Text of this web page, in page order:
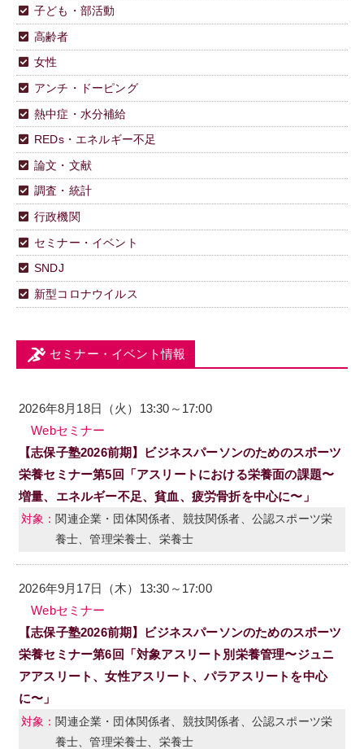
子ども・部活動
高齢者
女性
アンチ・ドーピング
熱中症・水分補給
REDs・エネルギー不足
論文・文献
調査・統計
行政機関
セミナー・イベント
SNDJ
新型コロナウイルス
セミナー・イベント情報
2026年8月18日（火）13:30～17:00
Webセミナー
【志保子塾2026前期】ビジネスパーソンのためのスポーツ
栄養セミナー第5回「アスリートにおける栄養面の課題〜
増量、エネルギー不足、貧血、疲労骨折を中心に〜」
関連企業・団体関係者、競技関係者、公認スポーツ栄
養士、管理栄養士、栄養士
2026年9月17日（木）13:30～17:00
Webセミナー
【志保子塾2026前期】ビジネスパーソンのためのスポーツ
栄養セミナー第6回「対象アスリート別栄養管理〜ジュニ
アアスリート、女性アスリート、パラアスリートを中心
に〜」
関連企業・団体関係者、競技関係者、公認スポーツ栄
養士、管理栄養士、栄養士